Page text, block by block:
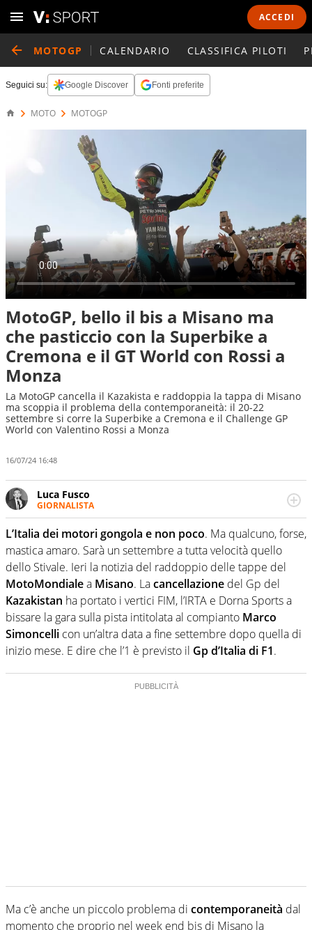
ACCEDI
MOTOGP CALENDARIO CLASSIFICA PILOTI
Seguici su: Google Discover Fonti preferite
MOTO MOTOGP
MotoGP, bello il bis a Misano ma
che pasticcio con la Superbike a
Cremona e il GT World con Rossi a
Monza
La MotoGP cancella il Kazakista e raddoppia la tappa di Misano
ma scoppia il problema della contemporaneità: il 20-22
settembre si corre la Superbike a Cremona e il Challenge GP
World con Valentino Rossi a Monza
16/07/24 16:48
Luca Fusco
GIORNALISTA
Giornalista multimediale. Quando si accendono i motori,
lui sgasa, impenna, derapa. E spesso e volentieri finisce
L’Italia dei motori gongola e non poco. Ma qualcuno, forse,
mastica amaro. Sarà un settembre a tutta velocità quello
dello Stivale. Ieri la notizia del raddoppio delle tappe del
MotoMondialea Misano. Lacancellazione del Gp del
Kazakistan ha portato i vertici FIM, l’IRTA e Dorna Sports a
bissare la gara sulla pista intitolata al compianto Marco
Simoncelli con un’altra data a fine settembre dopo quella di
inizio mese. E dire che l’1 è previsto il Gp d’Italia di F1.
Ma c’è anche un piccolo problema di contemporaneità dal
momento che proprio nel week end bis di Misano la